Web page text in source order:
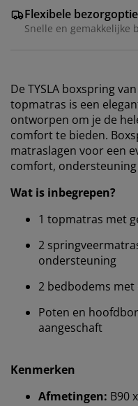
Flexibele
Snelle en gemakkelijke
De TYSLA boxspring
topmatras is een
ontworpen om je de
comfort te bieden.
matraslagen voor een
comfort, ondersteuning
Wat is inbegrepen?
1 topmatras met
2
ondersteuning
2 bedbodems
Poten en
aangeschaft
Kenmerken
Afmetingen: B90